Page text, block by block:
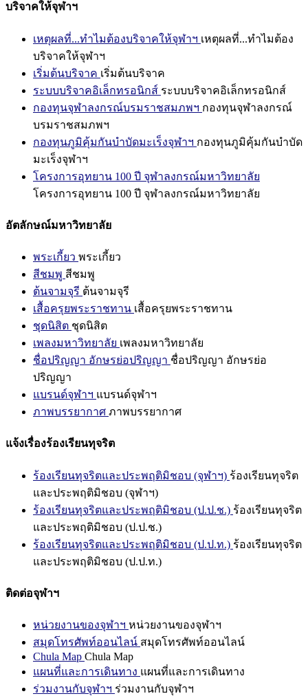
บริจาคให้จุฬาฯ
เหตุผลที่...ทำไมต้องบริจาคให้จุฬาฯ เหตุผลที่...ทำไมต้อง
บริจาคให้จุฬาฯ
เริ่มต้นบริจาค เริ่มต้นบริจาค
ระบบบริจาคอิเล็กทรอนิกส์ ระบบบริจาคอิเล็กทรอนิกส์
กองทุนจุฬาลงกรณ์บรมราชสมภพฯ กองทุนจุฬาลงกรณ์
บรมราชสมภพฯ
กองทุนภูมิคุ้มกันบำบัดมะเร็งจุฬาฯ กองทุนภูมิคุ้มกันบำบัด
มะเร็งจุฬาฯ
โครงการอุทยาน 100 ปี จุฬาลงกรณ์มหาวิทยาลัย
โครงการอุทยาน 100 ปี จุฬาลงกรณ์มหาวิทยาลัย
อัตลักษณ์มหาวิทยาลัย
พระเกี้ยว พระเกี้ยว
สีชมพู สีชมพู
ต้นจามจุรี ต้นจามจุรี
เสื้อครุยพระราชทาน เสื้อครุยพระราชทาน
ชุดนิสิต ชุดนิสิต
เพลงมหาวิทยาลัย เพลงมหาวิทยาลัย
ชื่อปริญญา อักษรย่อปริญญา ชื่อปริญญา อักษรย่อ
ปริญญา
แบรนด์จุฬาฯ แบรนด์จุฬาฯ
ภาพบรรยากาศ ภาพบรรยากาศ
แจ้งเรื่องร้องเรียนทุจริต
ร้องเรียนทุจริตและประพฤติมิชอบ (จุฬาฯ) ร้องเรียนทุจริต
และประพฤติมิชอบ (จุฬาฯ)
ร้องเรียนทุจริตและประพฤติมิชอบ (ป.ป.ช.) ร้องเรียนทุจริต
และประพฤติมิชอบ (ป.ป.ช.)
ร้องเรียนทุจริตและประพฤติมิชอบ (ป.ป.ท.) ร้องเรียนทุจริต
และประพฤติมิชอบ (ป.ป.ท.)
ติดต่อจุฬาฯ
หน่วยงานของจุฬาฯ หน่วยงานของจุฬาฯ
สมุดโทรศัพท์ออนไลน์ สมุดโทรศัพท์ออนไลน์
Chula Map Chula Map
แผนที่และการเดินทาง แผนที่และการเดินทาง
ร่วมงานกับจุฬาฯ ร่วมงานกับจุฬาฯ